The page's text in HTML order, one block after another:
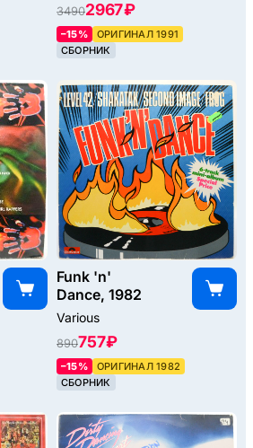
34902967 ₽
–15%
ОРИГИНАЛ 1991
СБОРНИК
Funk 'n'
Dance, 1982
Various
890757 ₽
–15%
ОРИГИНАЛ 1982
СБОРНИК